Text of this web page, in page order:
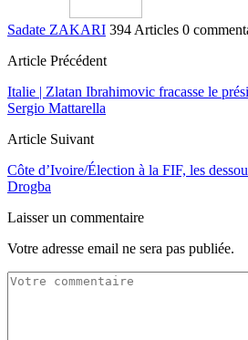
Sadate ZAKARI 394 Articles 0
Article Précédent
Italie | Zlatan Ibrahimovic fracasse le
Sergio Mattarella
Article Suivant
Côte d’Ivoire/Élection à la FIF, les
Drogba
Laisser un commentaire
Votre adresse email ne sera pas publiée.